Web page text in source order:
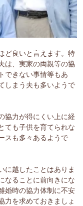
ど良いと言えます。特
は、実家の両親等の協
できない事情等もあ
しまう夫も多いようで
協力が得にくい上に経
ても子供を育てられな
スも多々あるようで
に越したことはありま
なることに前向きにな
婚時の協力体制に不安
力を求めておきましょ